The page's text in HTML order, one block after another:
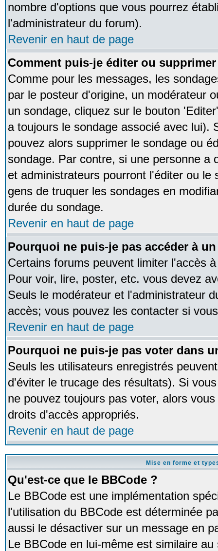
nombre d'options que vous pourrez
l'administrateur du forum).
Revenir en haut de page
Comment puis-je éditer ou
Comme pour les messages, les
par le posteur d'origine, un modérateur
un sondage, cliquez sur le bouton
a toujours le sondage associé avec lui).
pouvez alors supprimer le sondage ou
sondage. Par contre, si une personne a
et administrateurs pourront l'éditer ou le
gens de truquer les sondages en
durée du sondage.
Revenir en haut de page
Pourquoi ne puis-je pas accéder à
Certains forums peuvent limiter l'accès
Pour voir, lire, poster, etc. vous devez
Seuls le modérateur et l'administrateur
accès; vous pouvez les contacter si
Revenir en haut de page
Pourquoi ne puis-je pas voter dans
Seuls les utilisateurs enregistrés
d'éviter le trucage des résultats). Si
ne pouvez toujours pas voter, alors
droits d'accès appropriés.
Revenir en haut de page
Mise en forme et
Qu'est-ce que le BBCode ?
Le BBCode est une implémentation
l'utilisation du BBCode est déterminée
aussi le désactiver sur un message en
Le BBCode en lui-même est similaire